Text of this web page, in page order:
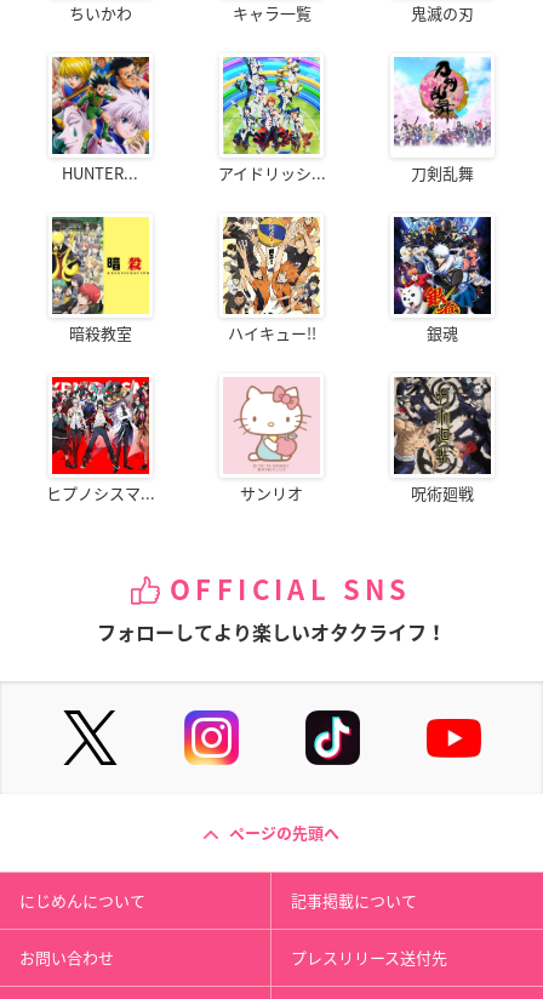
ちいかわ キャラ一覧 鬼滅の刃
HUNTER... アイドリッシ... 刀剣乱舞
暗殺教室 ハイキュー!! 銀魂
ヒプノシスマ... サンリオ 呪術廻戦
OFFICIAL SNS
フォローしてより楽しいオタクライフ！
ページの先頭へ
にじめんについて 記事掲載について
お問い合わせ プレスリリース送付先